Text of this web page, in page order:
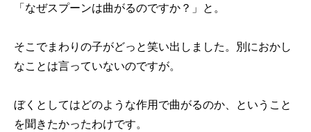
「なぜスプーンは曲がるのですか？」と。
そこでまわりの子がどっと笑い出しました。別におかし
なことは言っていないのですが。
ぼくとしてはどのような作用で曲がるのか、ということ
を聞きたかったわけです。